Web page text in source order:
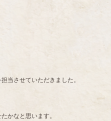
当させていただきました。
かなと思います。